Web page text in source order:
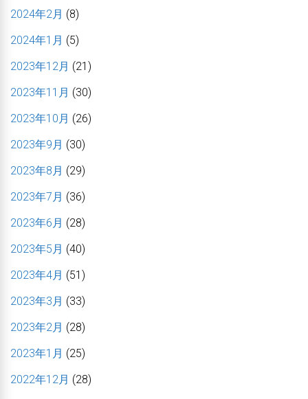
2024年2月 (8)
2024年1月 (5)
2023年12月 (21)
2023年11月 (30)
2023年10月 (26)
2023年9月 (30)
2023年8月 (29)
2023年7月 (36)
2023年6月 (28)
2023年5月 (40)
2023年4月 (51)
2023年3月 (33)
2023年2月 (28)
2023年1月 (25)
2022年12月 (28)